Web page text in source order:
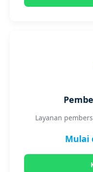
Layanan
Mulai